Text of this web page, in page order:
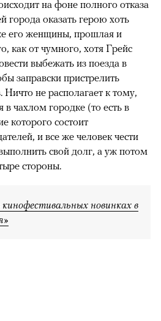
на фоне полного отказа
оказать герою хоть
его женщины, прошлая и
как от чумного, хотя Грейс
выбежать из поезда в
заправски пристрелить
Ничто не располагает к тому,
чахлом городке (то есть в
которого состоит
и все же человек чести
свой долг, а уж потом
стороны.
новинках в